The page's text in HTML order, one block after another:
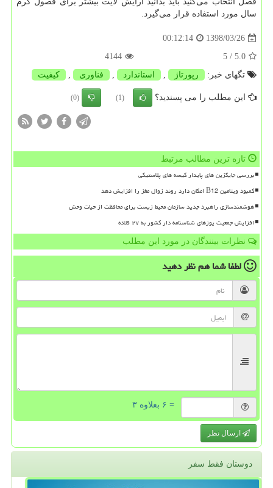
سال مورد استفاده قرار می‌گیرد.
1398/03/26
00:12:14
5.0
/ 5
4144
تگهای خبر:
رپورتاژ , استاندارد , فناوری , كیفیت
این مطلب را می پسندید؟ (1)
(0)
تازه ترین مطالب مرتبط
بررسی جایگزین های پایدار کیسه های پلاستیکی
کمبود ویتامین B12 امکان دارد روند زوال مغز را افزایش دهد
هوشمندسازی راهبرد جدید سازمان محیط زیست برای محافظت از حیات وحش
افزایش جمعیت یوزهای شناسنامه دار کشور به ۲۷ قلاده
نظرات بینندگان در مورد این مطلب
لطفا شما همنظر دهید
= ۶ بعلاوه ۳
ارسال نظر
دوستان فقط سفر